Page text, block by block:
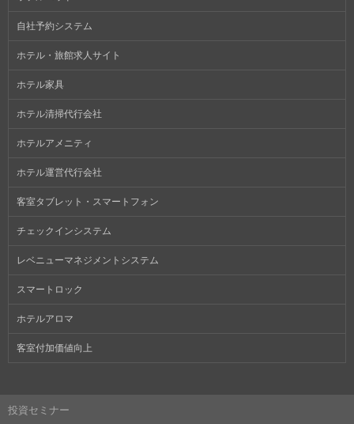
自社予約システム
ホテル・旅館求人サイト
ホテル家具
ホテル清掃代行会社
ホテルアメニティ
ホテル運営代行会社
客室タブレット・スマートフォン
チェックインシステム
レベニューマネジメントシステム
スマートロック
ホテルアロマ
客室付加価値向上
投資セミナー